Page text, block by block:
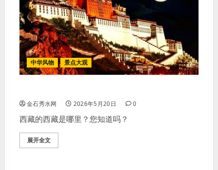
中华风物 景点大观
金石秀水网 2026年5月20日 0
西藏的西藏是哪里？您知道吗？
展开全文